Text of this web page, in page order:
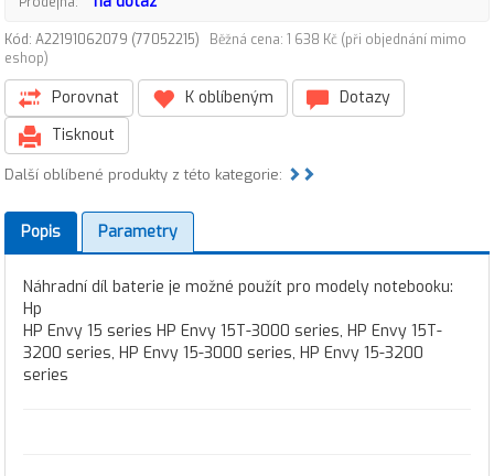
Kód: A22191062079 (77052215)
Běžná cena: 1 638 Kč (při objednání mimo
eshop)
Porovnat K oblíbeným
Dotazy
Tisknout
Další oblíbené produkty z této kategorie:
Popis Parametry
Náhradní díl baterie je možné použít pro modely notebooku:
Hp
HP Envy 15 series HP Envy 15T-3000 series, HP Envy 15T-
3200 series, HP Envy 15-3000 series, HP Envy 15-3200
series